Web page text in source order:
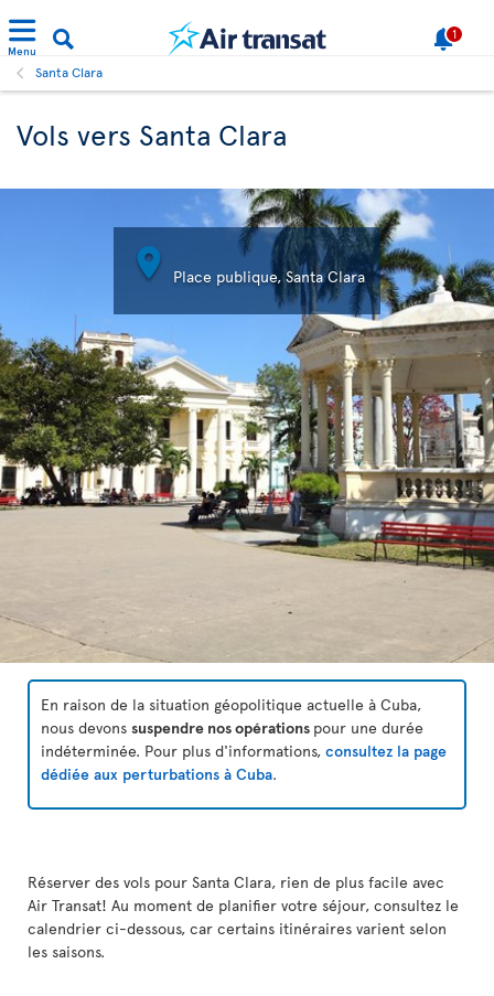
Menu
1
Santa Clara
Vols vers Santa Clara
 Place publique, Santa Clara
En raison de la situation géopolitique actuelle à Cuba,
nous devons suspendre nos opérations pour une durée
indéterminée. Pour plus d'informations, consultez la page
dédiée aux perturbations à Cuba.
Réserver des vols pour Santa Clara, rien de plus facile avec
Air Transat! Au moment de planifier votre séjour, consultez le
calendrier ci-dessous, car certains itinéraires varient selon
les saisons.